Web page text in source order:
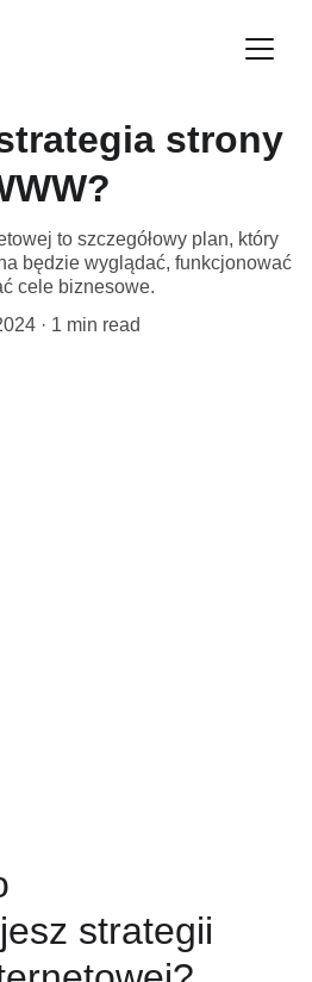
strony
to szczegółowy plan, który
będzie wyglądać, funkcjonować
cele biznesowe.
1 min read
strategii